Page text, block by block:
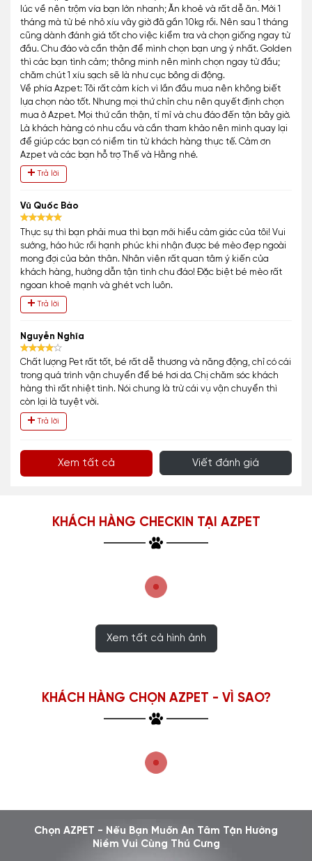
lúc về nên trộm vía bạn lớn nhanh; Ăn khoẻ và rất dễ ăn. Mới 1
tháng mà từ bé nhỏ xíu vây giờ đã gần 10kg rồi. Nên sau 1 tháng
cũng dành đánh giá tốt cho việc kiểm tra và chọn giống ngay từ
đầu. Chu đáo và cẩn thận để mình chọn bạn ưng ý nhất. Golden
thì các bạn tình cảm; thông minh nên mình chọn ngay từ đầu;
chăm chút 1 xíu sạch sẽ là như cục bông di động.
Về phía Azpet: Tôi rất cảm kích vì lần đầu mua nên không biết
lựa chọn nào tốt. Nhưng mọi thứ chỉn chu nên quyết định chọn
mua ở Azpet. Mọi thứ cần thận, tỉ mỉ và chu đáo đến tận bây giờ.
Là khách hàng có nhu cầu và cần tham khảo nên mình quay lại
để giúp các bạn có niềm tin từ khách hàng thực tế. Cảm ơn
Azpet và các bạn hỗ trợ Thế và Hằng nhé.
Trả lời
Vũ Quốc Bảo
Thực sự thì bạn phải mua thì bạn mới hiểu cảm giác của tôi! Vui
sướng, háo hức rồi hạnh phúc khi nhận được bé mèo đẹp ngoài
mong đợi của bản thân. Nhân viên rất quan tâm ý kiến của
khách hàng, hướng dẫn tận tình chu đáo! Đặc biệt bé mèo rất
ngoan khoẻ mạnh và ghét vch luôn.
Trả lời
Nguyễn Nghĩa
Chất lượng Pet rất tốt, bé rất dễ thương và năng động, chỉ có cái
trong quá trình vận chuyển để bé hơi dơ. Chị chăm sóc khách
hàng thì rất nhiệt tình. Nói chung là trừ cái vụ vận chuyển thì
còn lại là tuyệt vời.
Trả lời
Xem tất cả Viết đánh giá
KHÁCH HÀNG CHECKIN TẠI AZPET
Xem tất cả hình ảnh
KHÁCH HÀNG CHỌN AZPET - VÌ SAO?
Chọn AZPET - Nếu Bạn Muốn An Tâm Tận Hưởng
Niềm Vui Cùng Thú Cưng